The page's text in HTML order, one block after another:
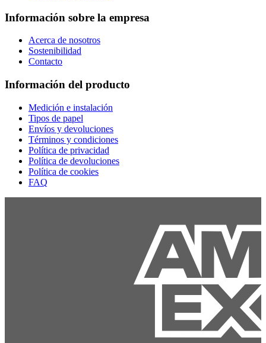
Información sobre la empresa
Acerca de nosotros
Sostenibilidad
Contacto
Información del producto
Medición e instalación
Tipos de papel
Envíos y devoluciones
Términos y condiciones
Política de privacidad
Política de devoluciones
Política de cookies
FAQ